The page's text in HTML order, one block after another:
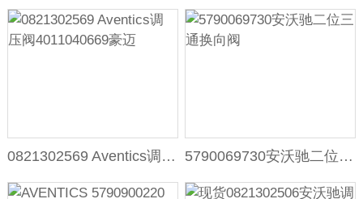
0821302569 Aventics调压阀4011040669豪迈 5790069730安沃驰二位三通换向阀